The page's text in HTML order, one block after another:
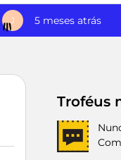
J 5 meses atrás
Troféus